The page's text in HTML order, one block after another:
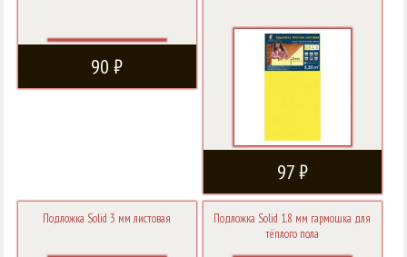
90 ₽
97 ₽
Подложка Solid 3 мм листовая
Подложка Solid 1.8 мм гармошка для
тёплого пола